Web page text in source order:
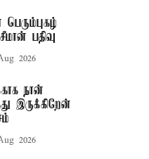
பதிவு
2026
நான்
இருக்கிறேன்
2026